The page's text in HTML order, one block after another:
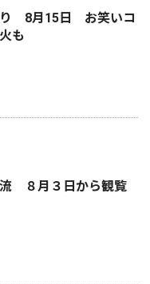
8月15日 お笑いコ
も
８月３日から観覧